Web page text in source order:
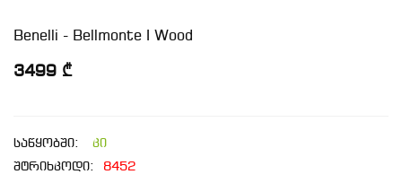
Benelli - Bellmonte I Wood
3499 ₾
საწყობში:
კი
შტრიხკოდი:
8452